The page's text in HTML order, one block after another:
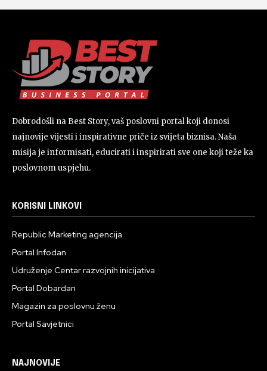
Dobrodošli na Best Story, vaš poslovni portal koji donosi
najnovije vijesti i inspirativne priče iz svijeta biznisa. Naša
misija je informisati, educirati i inspirirati sve one koji teže ka
poslovnom uspjehu.
KORISNI LINKOVI
Republic Marketing agencija
Portal Infodan
Udruženje Centar razvojnih inicijativa
Portal Dobardan
Magazin za poslovnu ženu
Portal Savjetnici
NAJNOVIJE